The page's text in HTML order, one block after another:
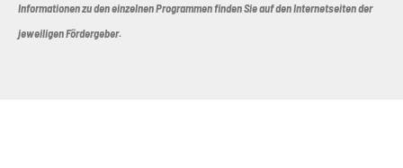
Informationen zu den einzelnen Programmen finden Sie auf den Internetseiten der
jeweiligen Fördergeber.